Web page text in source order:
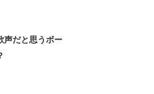
声だと思うボー